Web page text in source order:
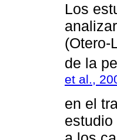
Los
(Otero-
de la
et al.,
en el